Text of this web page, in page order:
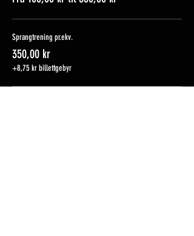
Sprangtrening pr.ekv.
350,00 kr
+8,75 kr billettgebyr